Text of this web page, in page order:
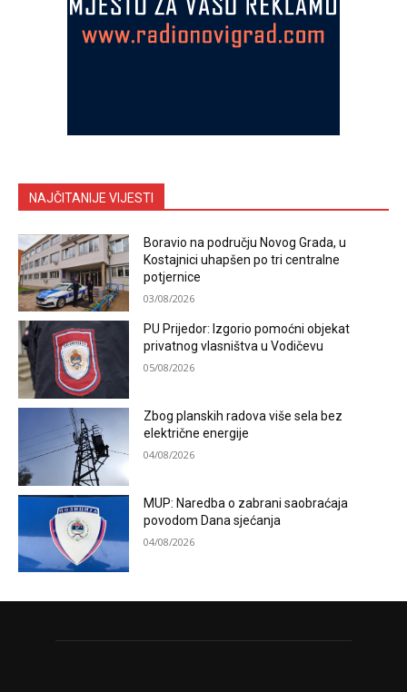
NAJČITANIJE VIJESTI
Boravio na području Novog Grada, u
Kostajnici uhapšen po tri centralne
potjernice
03/08/2026
PU Prijedor: Izgorio pomoćni objekat
privatnog vlasništva u Vodičevu
05/08/2026
Zbog planskih radova više sela bez
električne energije
04/08/2026
MUP: Naredba o zabrani saobraćaja
povodom Dana sjećanja
04/08/2026